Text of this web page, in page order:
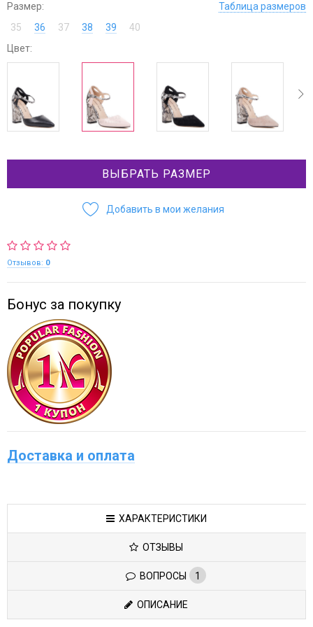
Размер:
Таблица размеров
35
36 37 38 39
40
Цвет:
ВЫБРАТЬ РАЗМЕР
Добавить в мои желания
Отзывов: 0
Бонус за покупку
Доставка и оплата
ХАРАКТЕРИСТИКИ
ОТЗЫВЫ
ВОПРОСЫ 1
ОПИСАНИЕ